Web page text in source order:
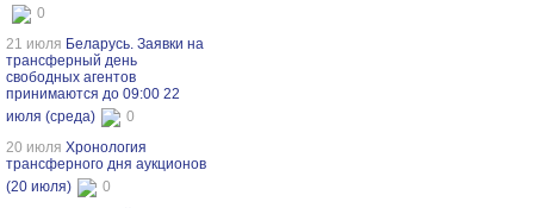
0
21 июля Беларусь. Заявки на
трансферный день
свободных агентов
принимаются до 09:00 22
июля (среда)
0
20 июля Хронология
трансферного дня аукционов
(20 июля)
0